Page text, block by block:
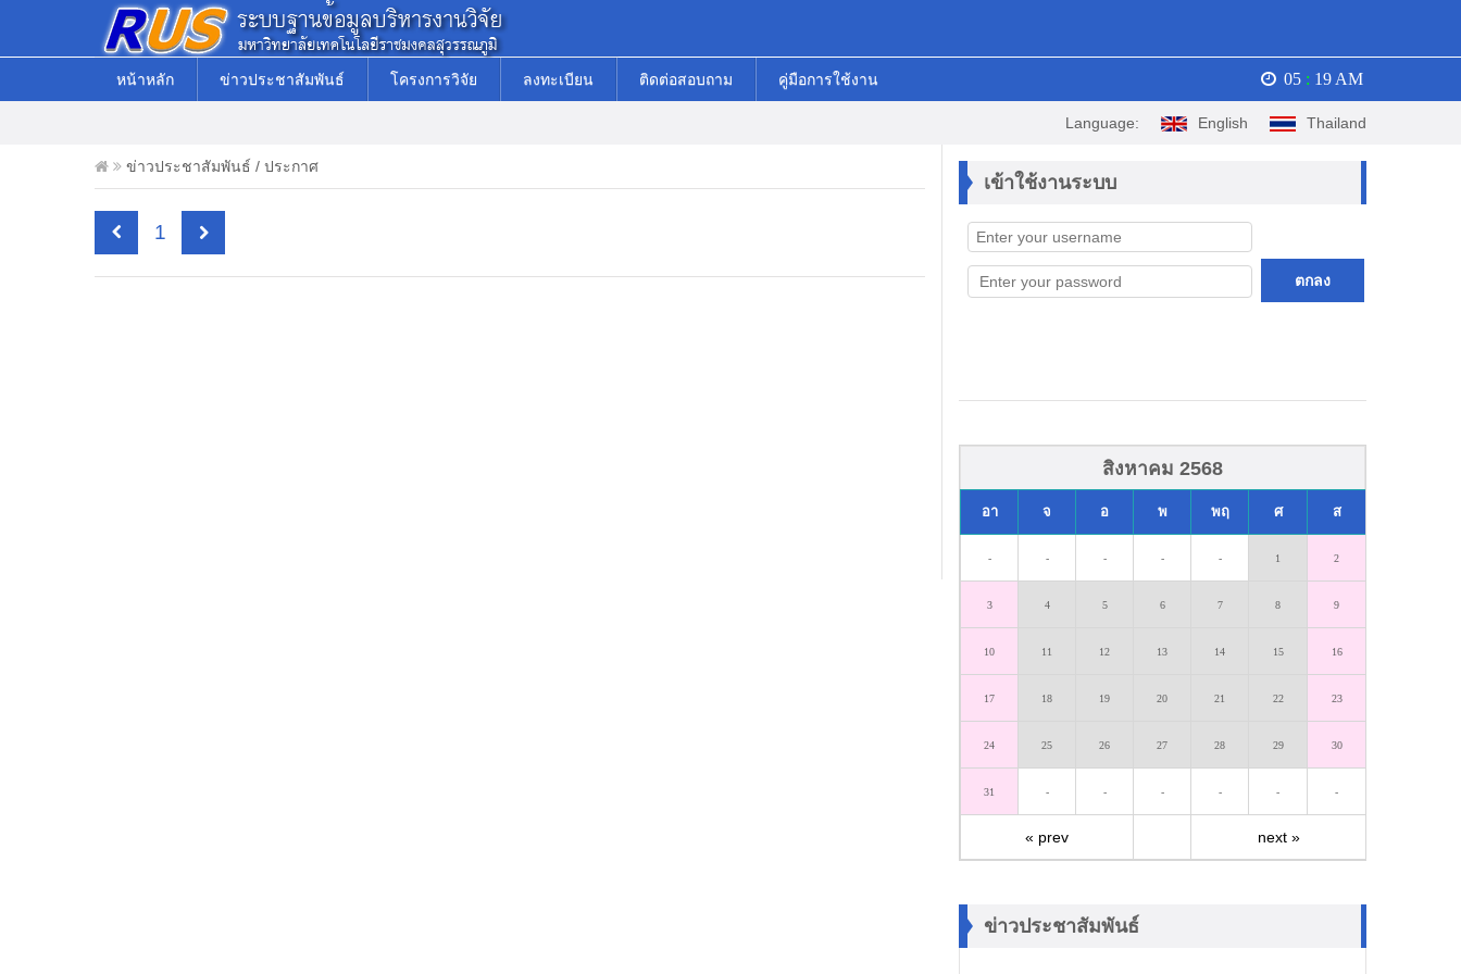
หน้าหลัก ข่าวประชาสัมพันธ์ โครงการวิจัย ลงทะเบียน ติดต่อสอบถาม คู่มือการใช้งาน 05 : 19 AM
Language: English Thailand
ข่าวประชาสัมพันธ์ / ประกาศ
1
เข้าใช้งานระบบ
ตกลง
สิงหาคม 2568
อา จ อ พ พฤ ศ ส
- - - - - 1 2
3 4 5 6 7 8 9
10 11 12 13 14 15 16
17 18 19 20 21 22 23
24 25 26 27 28 29 30
31 - - - - - -
« prev next »
ข่าวประชาสัมพันธ์